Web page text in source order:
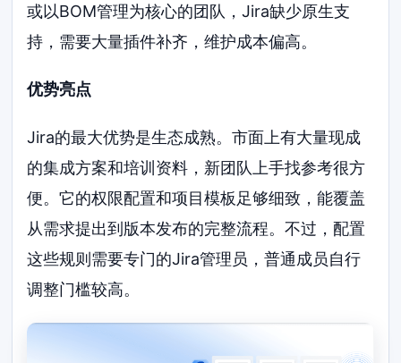
或以BOM管理为核心的团队，Jira缺少原生支
持，需要大量插件补齐，维护成本偏高。
优势亮点
Jira的最大优势是生态成熟。市面上有大量现成
的集成方案和培训资料，新团队上手找参考很方
便。它的权限配置和项目模板足够细致，能覆盖
从需求提出到版本发布的完整流程。不过，配置
这些规则需要专门的Jira管理员，普通成员自行
调整门槛较高。